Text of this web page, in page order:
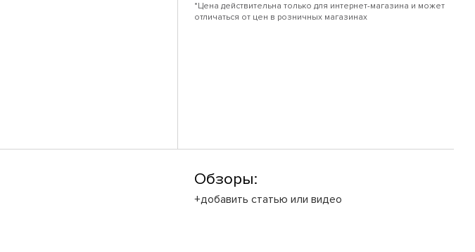
*Цена действительна только для интернет-магазина и может
отличаться от цен в розничных магазинах
Обзоры:
+добавить статью или видео